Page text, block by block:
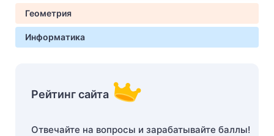
Геометрия
Информатика
Рейтинг сайта
Отвечайте на вопросы и зарабатывайте баллы!